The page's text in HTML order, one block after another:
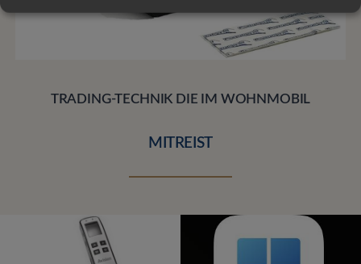
TRADING-TECHNIK DIE IM WOHNMOBIL
MITREIST